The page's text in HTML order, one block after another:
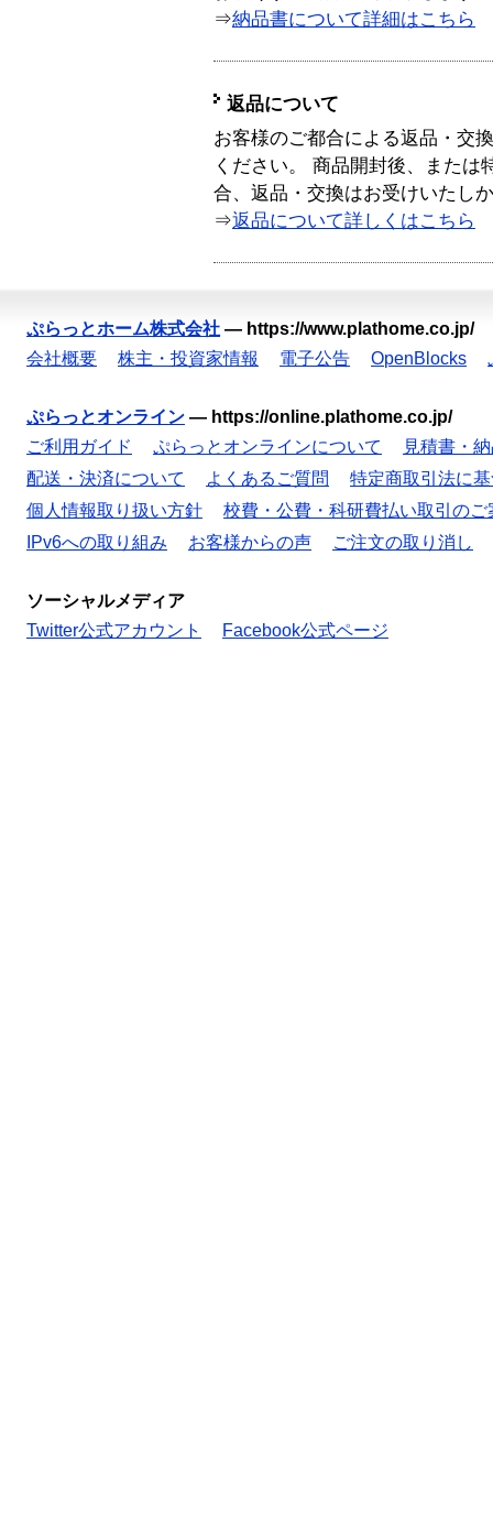
⇒納品書について詳細はこちら
返品について
お客様のご都合による返品・交
ください。 商品開封後、または
合、返品・交換はお受けいたし
⇒返品について詳しくはこちら
ぷらっとホーム株式会社 — https://www.plathome.co.jp/
会社概要
株主・投資家情報 電子公告 OpenBlocks
ぷらっとオンライン — https://online.plathome.co.jp/
ご利用ガイド
ぷらっとオンラインについて
見積書・
配送・決済について
よくあるご質問
特定商取引法に
個人情報取り扱い方針
校費・公費・科研費払い取引のご
IPv6への取り組み
お客様からの声 ご注文の取り消し
ソーシャルメディア
Twitter公式アカウント
Facebook公式ページ